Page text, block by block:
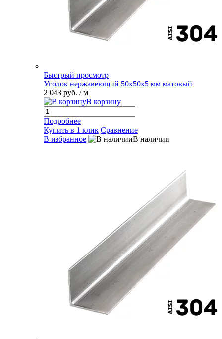
Быстрый просмотр
Уголок нержавеющий 50х50х5 мм матовый
2 043 руб. / м
В корзину
Подробнее
Купить в 1 клик Сравнение
В избранное
В наличии